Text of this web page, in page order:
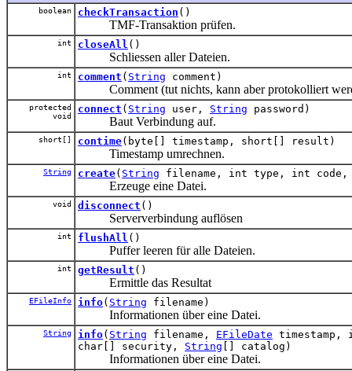
boolean checkTransaction ()
TMF-Transaktion prüfen.
int closeAll ()
Schliessen aller Dateien.
int comment ( String comment)
Comment (tut nichts, kann aber protokolliert
protected
void
connect ( String user, String password)
Baut Verbindung auf.
short[] contime(byte[] timestamp, short[] result)
Timestamp umrechnen.
String create( String filename, int type, int
Erzeuge eine Datei.
void disconnect ()
Serververbindung auflösen
int flushAll ()
Puffer leeren für alle Dateien.
int getResult ()
Ermittle das Resultat
EFileInfo info( String filename)
Informationen über eine Datei.
String info( String filename, EFileDate
char[] security, String [] catalog)
Informationen über eine Datei.